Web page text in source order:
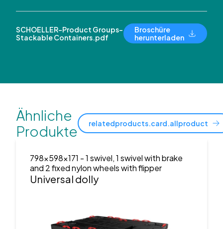
SCHOELLER-Product Groups-
Stackable Containers.pdf
Broschüre
herunterladen
Ähnliche
Produkte
relatedproducts.card.allproduct
798x598x171 - 1 swivel, 1 swivel with brake
and 2 fixed nylon wheels with flipper
Universal dolly